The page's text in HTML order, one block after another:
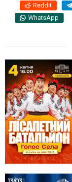
Reddit
WhatsApp